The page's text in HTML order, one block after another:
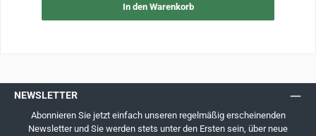
In den Warenkorb
NEWSLETTER
Abonnieren Sie jetzt einfach unseren regelmäßig erscheinenden
Newsletter und Sie werden stets unter den Ersten sein, über neue